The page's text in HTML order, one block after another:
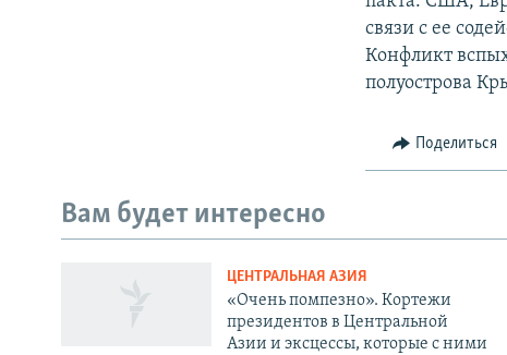
связи с ее
Конфликт
полуострова
Поделиться
Вам будет интересно
ЦЕНТРАЛЬНАЯ АЗИЯ
«Очень помпезно». Кортежи
президентов в Центральной
Азии и эксцессы, которые с ними